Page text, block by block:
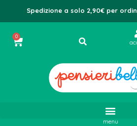
Spedizione a solo 2,90€ per
0
menu